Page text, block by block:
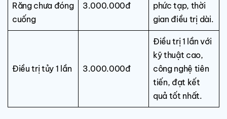
Răng chưa đóng
cuống
3.000.000đ
phức tạp, thời
gian điều trị dài.
Điều trị tủy 1 lần 3.000.000đ
Điều trị 1 lần với
kỹ thuật cao,
công nghệ tiên
tiến, đạt kết
quả tốt nhất.